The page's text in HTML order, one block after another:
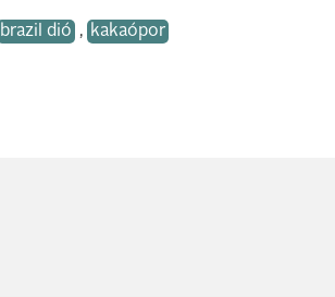
brazil dió , kakaópor